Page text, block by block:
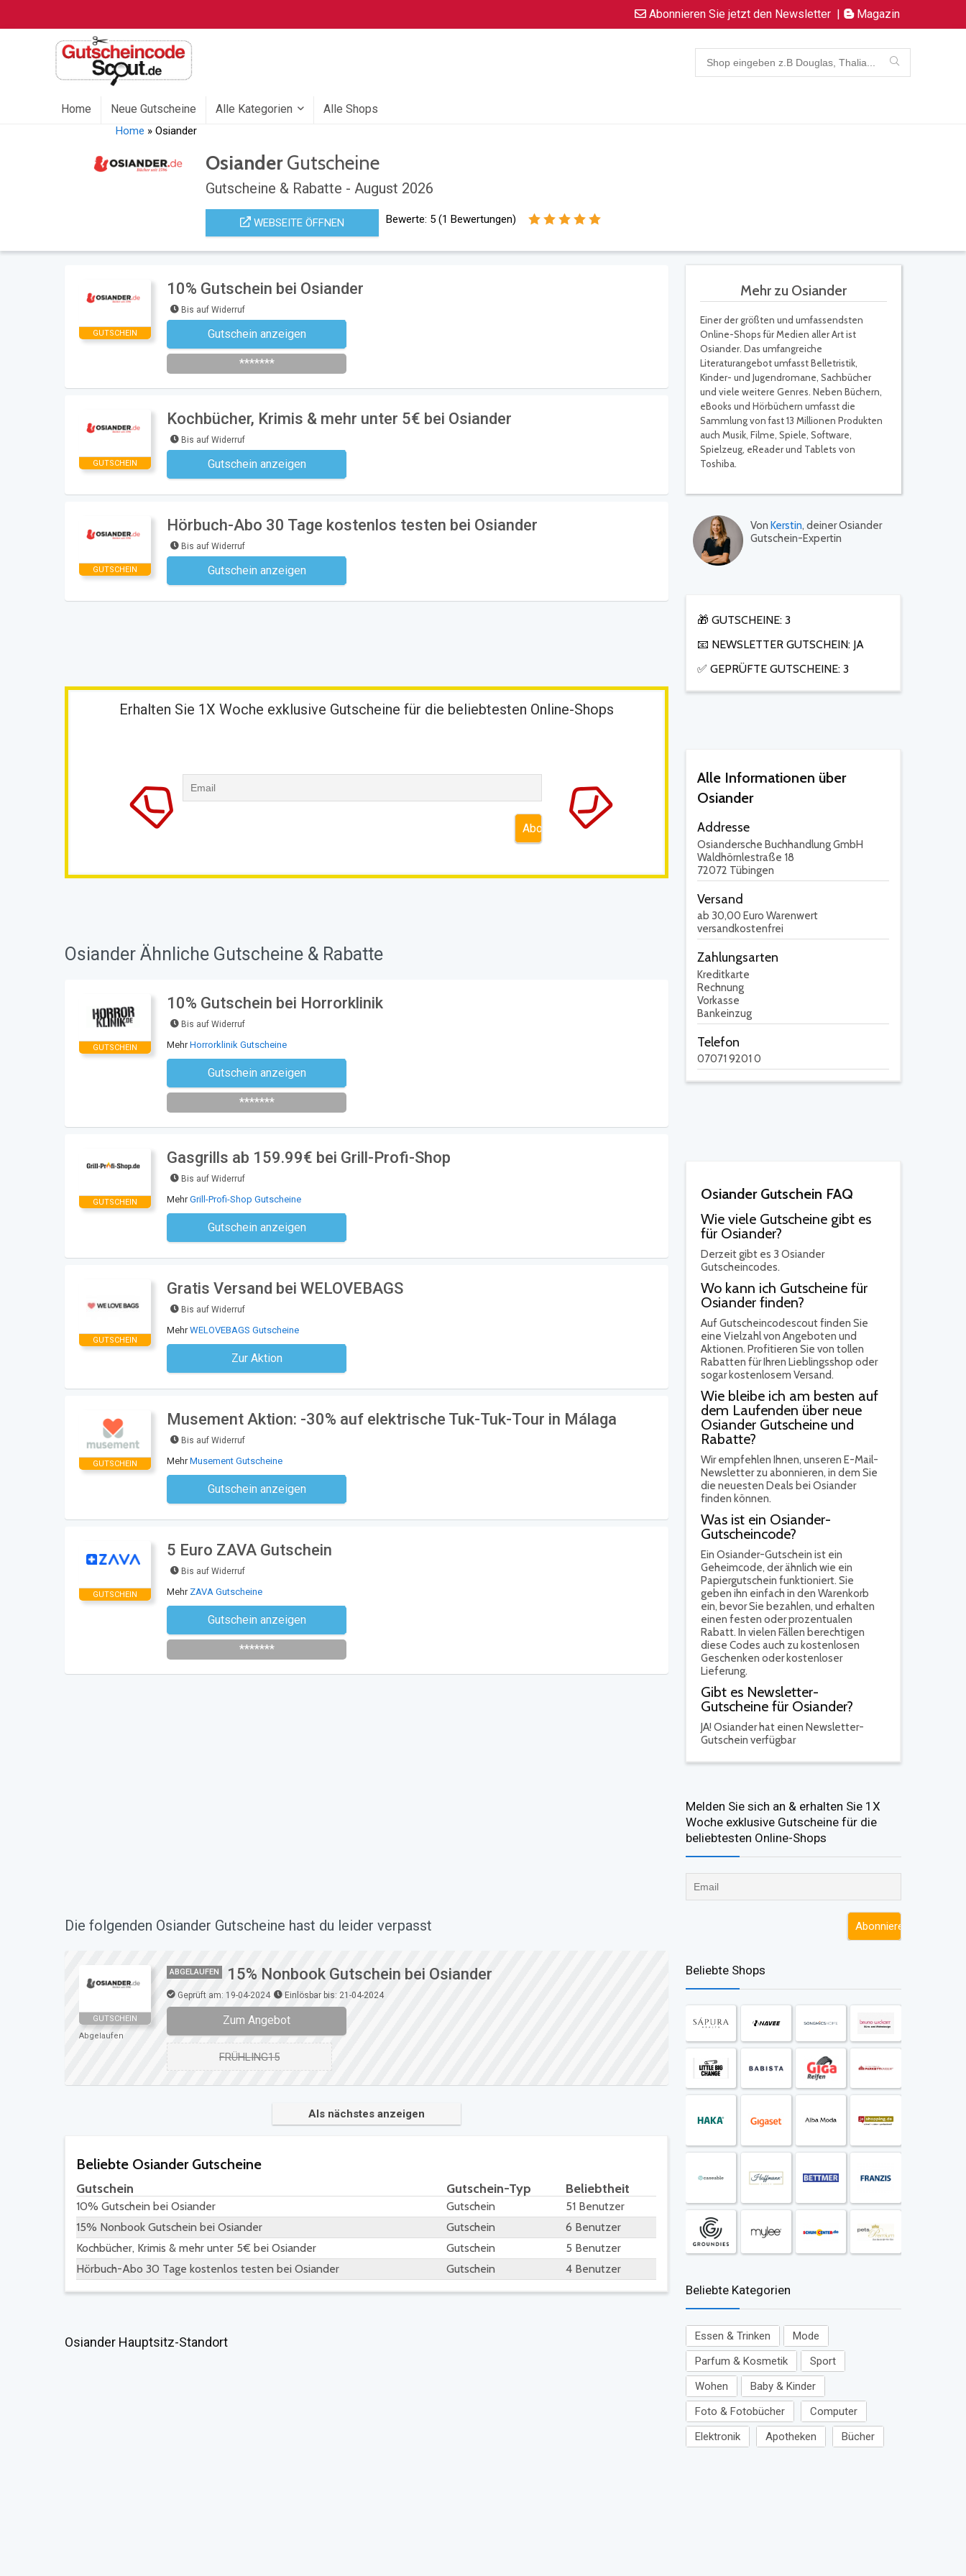
Abonnieren Sie jetzt den Newsletter | Magazin
Home Neue Gutscheine Alle Kategorien Alle Shops
Home »Osiander
OsianderGutscheine
Gutscheine & Rabatte - August 2026
WEBSEITE ÖFFNEN Bewerte: 5 (1 Bewertungen)
Mehr zu Osiander
Einer der größten und umfassendsten
Online-Shops für Medien aller Art ist
Osiander. Das umfangreiche
Literaturangebot umfasst Belletristik,
Kinder- und Jugendromane, Sachbücher
und viele weitere Genres. Neben Büchern,
eBooks und Hörbüchern umfasst die
Sammlung von fast 13 Millionen Produkten
auch Musik, Filme, Spiele, Software,
Spielzeug, eReader und Tablets von
Toshiba.
Von Kerstin, deiner Osiander
Gutschein-Expertin
🎁 GUTSCHEINE: 3
📧 NEWSLETTER GUTSCHEIN: JA
✅ GEPRÜFTE GUTSCHEINE: 3
Alle Informationen über
Osiander
Addresse
Osiandersche Buchhandlung GmbH
Waldhörnlestraße 18
72072 Tübingen
Versand
ab 30,00 Euro Warenwert
versandkostenfrei
Zahlungsarten
Kreditkarte
Rechnung
Vorkasse
Bankeinzug
Telefon
07071 9201 0
Osiander Gutschein FAQ
Wie viele Gutscheine gibt es
für Osiander?
Derzeit gibt es 3 Osiander
Gutscheincodes.
Wo kann ich Gutscheine für
Osiander finden?
Auf Gutscheincodescout finden Sie
eine Vielzahl von Angeboten und
Aktionen. Profitieren Sie von tollen
Rabatten für Ihren Lieblingsshop oder
sogar kostenlosem Versand.
Wie bleibe ich am besten auf
dem Laufenden über neue
Osiander Gutscheine und
Rabatte?
Wir empfehlen Ihnen, unseren E-Mail-
Newsletter zu abonnieren, in dem Sie
die neuesten Deals bei Osiander
finden können.
Was ist ein Osiander-
Gutscheincode?
Ein Osiander-Gutschein ist ein
Geheimcode, der ähnlich wie ein
Papiergutschein funktioniert. Sie
geben ihn einfach in den Warenkorb
ein, bevor Sie bezahlen, und erhalten
einen festen oder prozentualen
Rabatt. In vielen Fällen berechtigen
diese Codes auch zu kostenlosen
Geschenken oder kostenloser
Lieferung.
Gibt es Newsletter-
Gutscheine für Osiander?
JA! Osiander hat einen Newsletter-
Gutschein verfügbar
Melden Sie sich an & erhalten Sie 1X
Woche exklusive Gutscheine für die
beliebtesten Online-Shops​
Beliebte Shops
Beliebte Kategorien
Essen & Trinken
Mode
Parfum & Kosmetik
Sport
Wohen
Baby & Kinder
Foto & Fotobücher
Computer
Elektronik
Apotheken Bücher
GUTSCHEIN
10% Gutschein bei Osiander
Bis auf Widerruf
Gutschein anzeigen
Newsletter des Shops abonnieren
*******
GUTSCHEIN
Kochbücher, Krimis & mehr unter 5€ bei Osiander
Bis auf Widerruf
Gutschein anzeigen
Kein Code notwendig
GUTSCHEIN
Hörbuch-Abo 30 Tage kostenlos testen bei Osiander
Bis auf Widerruf
Gutschein anzeigen
Kein Code notwendig
Erhalten Sie 1X Woche exklusive Gutscheine für die beliebtesten Online-Shops
Osiander Ähnliche Gutscheine & Rabatte
GUTSCHEIN
10% Gutschein bei Horrorklinik
Bis auf Widerruf
MehrHorrorklinik Gutscheine
Gutschein anzeigen
Newsletter des Shops abonnieren
*******
GUTSCHEIN
Gasgrills ab 159.99€ bei Grill-Profi-Shop
Bis auf Widerruf
MehrGrill-Profi-Shop Gutscheine
Gutschein anzeigen
Kein Code notwendig
GUTSCHEIN
Gratis Versand bei WELOVEBAGS
Bis auf Widerruf
MehrWELOVEBAGS Gutscheine
Zur AktionKein Code notwendig
GUTSCHEIN
Musement Aktion: -30% auf elektrische Tuk-Tuk-Tour in Málaga
Bis auf Widerruf
MehrMusement Gutscheine
Gutschein anzeigen
Kein Code notwendig
GUTSCHEIN
5 Euro ZAVA Gutschein
Bis auf Widerruf
Mehr ZAVA Gutscheine
Gutschein anzeigen
Newsletter des Shops abonnieren
*******
Die folgenden Osiander Gutscheine hast du leider verpasst
GUTSCHEIN
Abgelaufen
ABGELAUFEN 15% Nonbook Gutschein bei Osiander
Geprüft am: 19-04-2024 Einlösbar bis: 21-04-2024
Zum Angebot
FRÜHLING15
Als nächstes anzeigen
Beliebte Osiander Gutscheine
Gutschein Gutschein-Typ Beliebtheit
10% Gutschein bei Osiander Gutschein
51 Benutzer
15% Nonbook Gutschein bei Osiander
Gutschein
6 Benutzer
Kochbücher, Krimis & mehr unter 5€ bei Osiander
Gutschein
5 Benutzer
Hörbuch-Abo 30 Tage kostenlos testen bei Osiander
Gutschein 4 Benutzer
Osiander Hauptsitz-Standort